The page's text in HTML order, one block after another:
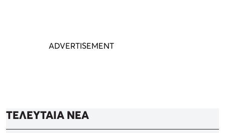
ΤΕΛΕΥΤΑΙΑ ΝΕΑ